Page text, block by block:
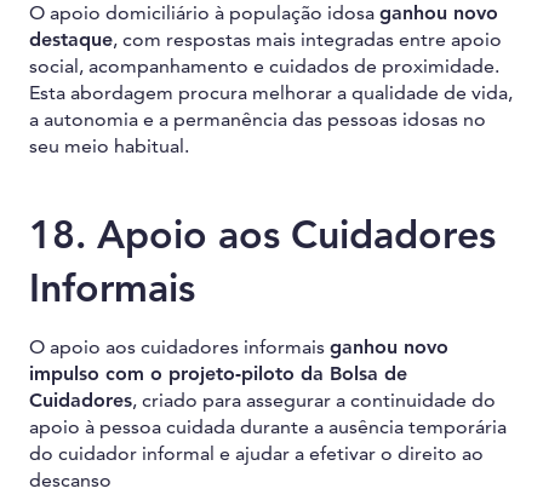
O apoio domiciliário à população idosa ganhou novo
destaque, com respostas mais integradas entre apoio
social, acompanhamento e cuidados de proximidade.
Esta abordagem procura melhorar a qualidade de vida,
a autonomia e a permanência das pessoas idosas no
seu meio habitual.
18. Apoio aos Cuidadores
Informais
O apoio aos cuidadores informais ganhou novo
impulso com o projeto-piloto da Bolsa de
Cuidadores, criado para assegurar a continuidade do
apoio à pessoa cuidada durante a ausência temporária
do cuidador informal e ajudar a efetivar o direito ao
descanso